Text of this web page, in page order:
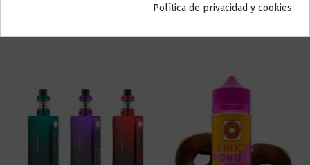
Política de privacidad y cookies